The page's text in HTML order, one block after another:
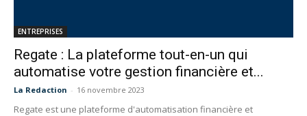
ENTREPRISES
Regate : La plateforme tout-en-un qui
automatise votre gestion financière et...
La Redaction - 16 novembre 2023
Regate est une plateforme d'automatisation financière et